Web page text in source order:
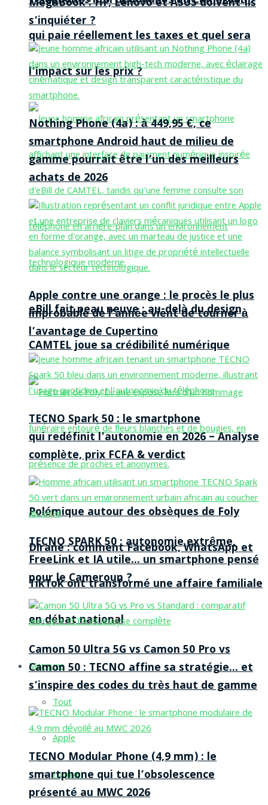
qui paie réellement les taxes et quel sera
l’impact sur les prix ?
eBill fait peau neuve : au-delà du design,
CAMTEL joue sa crédibilité numérique
Polémique autour des obsèques de Foly
Dirane : comment Facebook, WhatsApp et
TikTok ont transformé une affaire familiale
en débat national
Marques
Tout
Apple
Huawei
MegaBook : HP, Lenovo et ASUS doivent-ils
s’inquiéter ?
Nothing Phone (4a) : à 449,95 €, ce
smartphone Android haut de milieu de
gamme pourrait être l’un des meilleurs
achats de 2026
Apple contre une orange : le procès le plus
improbable de l’année vient de tourner à
l’avantage de Cupertino
TECNO Spark 50 : le smartphone
qui redéfinit l’autonomie en 2026 – Analyse
complète, prix FCFA & verdict
TECNO SPARK 50 : autonomie extrême,
FreeLink et IA utile… un smartphone pensé
pour le Cameroun ?
Camon 50 Ultra 5G vs Camon 50 Pro vs
Camon 50 : TECNO affine sa stratégie… et
s’inspire des codes du très haut de gamme
TECNO Modular Phone (4,9 mm) : le
smartphone qui tue l’obsolescence
présenté au MWC 2026